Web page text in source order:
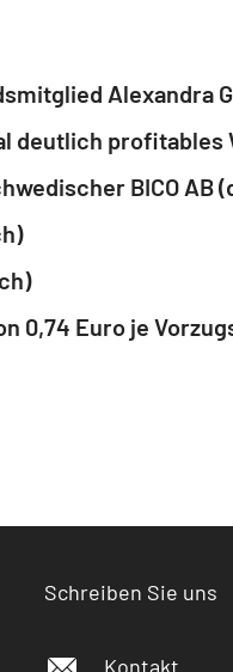
Alexandra
deutlich profitables
BICO AB
0,74 Euro je
Schreiben Sie uns
Kontakt